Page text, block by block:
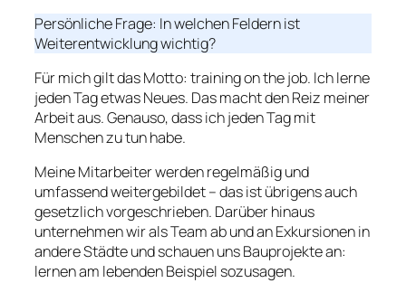
Persönliche Frage: In welchen Feldern ist
Weiterentwicklung wichtig?
Für mich gilt das Motto: training on the job. Ich lerne
jeden Tag etwas Neues. Das macht den Reiz meiner
Arbeit aus. Genauso, dass ich jeden Tag mit
Menschen zu tun habe.
Meine Mitarbeiter werden regelmäßig und
umfassend weitergebildet – das ist übrigens auch
gesetzlich vorgeschrieben. Darüber hinaus
unternehmen wir als Team ab und an Exkursionen in
andere Städte und schauen uns Bauprojekte an:
lernen am lebenden Beispiel sozusagen.